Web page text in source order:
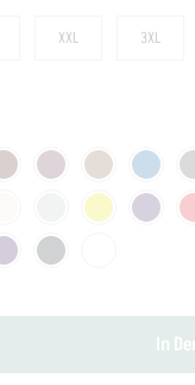
XXL 3XL
In